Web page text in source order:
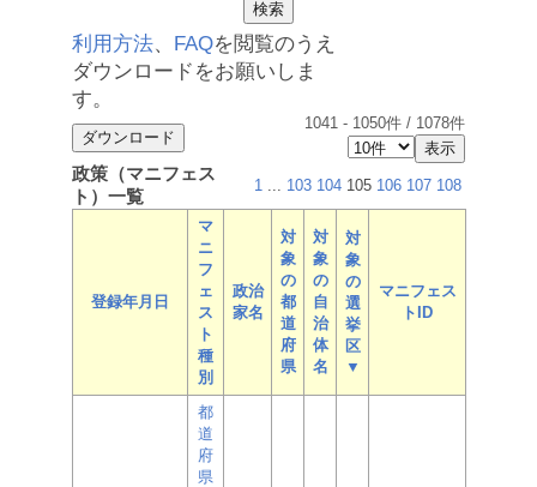
利用方法、 FAQを閲覧のうえ
ダウンロードをお願いしま
す。
1041 - 1050件 / 1078件
政策（マニフェス
ト）一覧
1 ... 103 104 105 106 107 108
登録年月日
マ
ニ
フ
ェ
ス
ト
種
別
政治
家名
対
象
の
都
道
府
県
対
象
の
自
治
体
名
対
象
の
選
挙
区
▼
マニフェス
トID
都
道
府
県